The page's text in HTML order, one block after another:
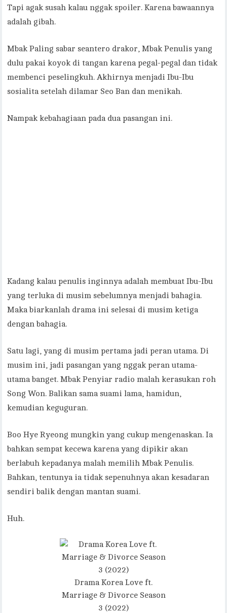
Tapi agak susah kalau nggak spoiler. Karena bawaannya
adalah gibah.
Mbak Paling sabar seantero drakor, Mbak Penulis yang
dulu pakai koyok di tangan karena pegal-pegal dan tidak
membenci peselingkuh. Akhirnya menjadi Ibu-Ibu
sosialita setelah dilamar Seo Ban dan menikah.
Nampak kebahagiaan pada dua pasangan ini.
Kadang kalau penulis inginnya adalah membuat Ibu-Ibu
yang terluka di musim sebelumnya menjadi bahagia.
Maka biarkanlah drama ini selesai di musim ketiga
dengan bahagia.
Satu lagi, yang di musim pertama jadi peran utama. Di
musim ini, jadi pasangan yang nggak peran utama-
utama banget. Mbak Penyiar radio malah kerasukan roh
Song Won. Balikan sama suami lama, hamidun,
kemudian keguguran.
Boo Hye Ryeong mungkin yang cukup mengenaskan. Ia
bahkan sempat kecewa karena yang dipikir akan
berlabuh kepadanya malah memilih Mbak Penulis.
Bahkan, tentunya ia tidak sepenuhnya akan kesadaran
sendiri balik dengan mantan suami.
Huh.
Drama Korea Love ft.
Marriage & Divorce Season
3 (2022)